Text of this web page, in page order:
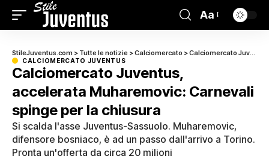
Aa
StileJuventus.com > Tutte le notizie >Calciomercato >Calciomercato Juventus
CALCIOMERCATO JUVENTUS
Calciomercato Juventus,
accelerata Muharemovic: Carnevali
spinge per la chiusura
Si scalda l'asse Juventus-Sassuolo. Muharemovic,
difensore bosniaco, è ad un passo dall'arrivo a Torino.
Pronta un'offerta da circa 20 milioni